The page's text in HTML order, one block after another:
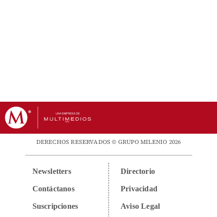
DERECHOS RESERVADOS © GRUPO MILENIO 2026
Newsletters
Contáctanos
Suscripciones
Directorio
Privacidad
Aviso Legal